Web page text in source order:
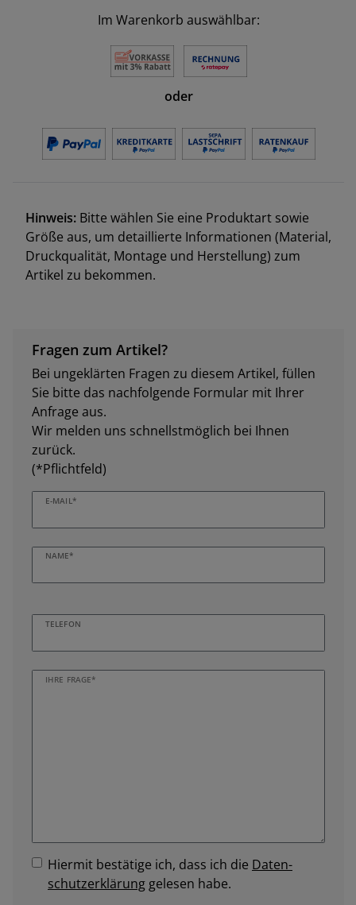
Im Warenkorb auswählbar:
oder
Hinweis: Bitte wählen Sie eine Produktart sowie
Größe aus, um detaillierte Informationen (Material,
Druckqualität, Montage und Herstellung) zum
Artikel zu bekommen.
Fragen zum Artikel?
Bei ungeklärten Fragen zu diesem Artikel, füllen
Sie bitte das nachfolgende Formular mit Ihrer
Anfrage aus.
Wir melden uns schnellstmöglich bei Ihnen
zurück.
(*Pflichtfeld)
E-MAIL*
NAME*
TELEFON
IHRE FRAGE*
Hiermit bestätige ich, dass ich die Daten­
schutz­erklärung gelesen habe.